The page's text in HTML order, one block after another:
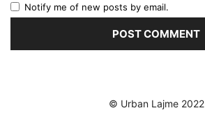
Notify me of new posts by email.
© Urban Lajme 2022